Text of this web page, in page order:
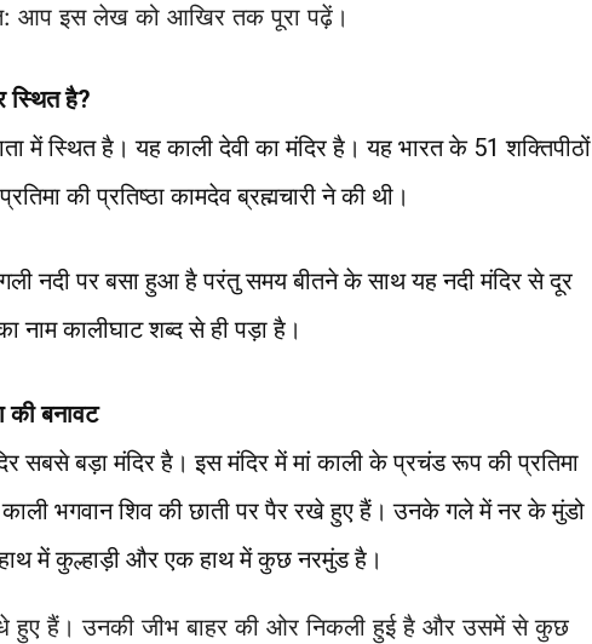
आप इस लेख को आखिर तक पूरा पढ़ें।
स्थित है?
में स्थित है। यह काली देवी का मंदिर है। यह भारत के 51 शक्तिपीठों
की प्रतिष्ठा कामदेव ब्रह्मचारी ने की थी।
नदी पर बसा हुआ है परंतु समय बीतने के साथ यह नदी मंदिर से दूर
नाम कालीघाट शब्द से ही पड़ा है।
की बनावट
सबसे बड़ा मंदिर है। इस मंदिर में मां काली के प्रचंड रूप की प्रतिमा
काली भगवान शिव की छाती पर पैर रखे हुए हैं। उनके गले में नर के मुंडो
में कुल्हाड़ी और एक हाथ में कुछ नरमुंड है।
हुए हैं। उनकी जीभ बाहर की ओर निकली हुई है और उसमें से कुछ